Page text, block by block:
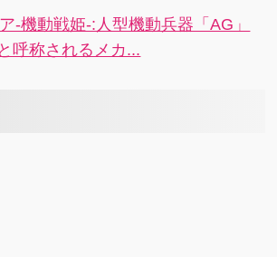
-機動戦姫-:人型機動兵器「AG」
呼称されるメカ...